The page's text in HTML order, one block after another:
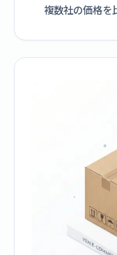
複数社の価格を